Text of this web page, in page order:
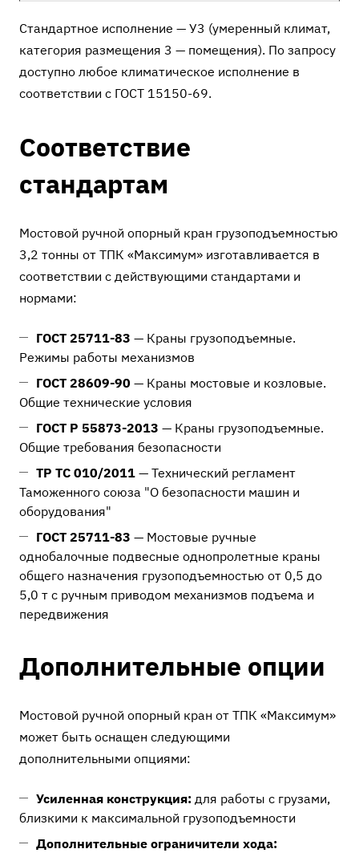
Стандартное исполнение — У3 (умеренный климат,
категория размещения 3 — помещения). По запросу
доступно любое климатическое исполнение в
соответствии с ГОСТ 15150-69.
Соответствие
стандартам
Мостовой ручной опорный кран грузоподъемностью
3,2 тонны от ТПК «Максимум» изготавливается в
соответствии с действующими стандартами и
нормами:
ГОСТ 25711-83 — Краны грузоподъемные.
Режимы работы механизмов
ГОСТ 28609-90 — Краны мостовые и козловые.
Общие технические условия
ГОСТ Р 55873-2013 — Краны грузоподъемные.
Общие требования безопасности
ТР ТС 010/2011 — Технический регламент
Таможенного союза "О безопасности машин и
оборудования"
ГОСТ 25711-83 — Мостовые ручные
однобалочные подвесные однопролетные краны
общего назначения грузоподъемностью от 0,5 до
5,0 т с ручным приводом механизмов подъема и
передвижения
Дополнительные опции
Мостовой ручной опорный кран от ТПК «Максимум»
может быть оснащен следующими
дополнительными опциями:
Усиленная конструкция: для работы с грузами,
близкими к максимальной грузоподъемности
Дополнительные ограничители хода: